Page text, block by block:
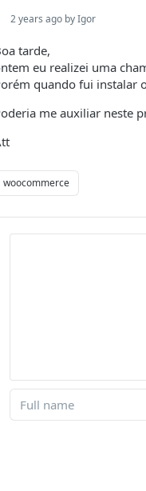
2 years ago by Igor
tarde,
eu realizei uma
quando fui instalar
me auxiliar neste
woocommerce